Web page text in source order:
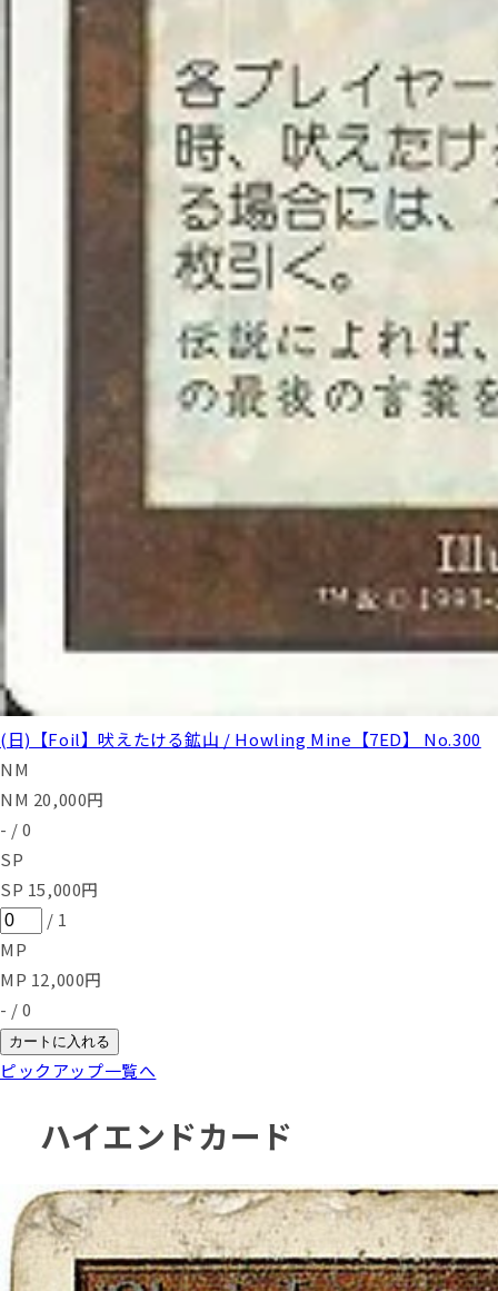
(日)【Foil】吠えたける鉱山 / Howling Mine【7ED】 No.300
NM
NM 20,000円
- / 0
SP
SP 15,000円
/ 1
MP
MP 12,000円
- / 0
カートに入れる
ピックアップ一覧へ
ハイエンドカード